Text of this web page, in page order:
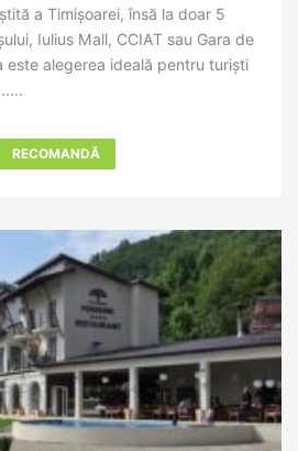
a Timișoarei, însă la doar 5
Iulius Mall, CCIAT sau Gara de
este alegerea ideală pentru turiști
RECOMANDĂ